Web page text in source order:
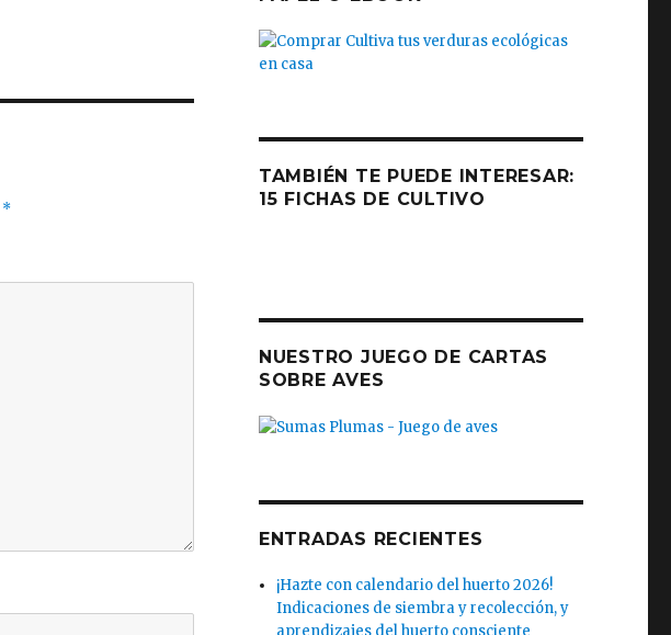
*
TAMBIÉN TE PUEDE INTERESAR:
15 FICHAS DE CULTIVO
NUESTRO JUEGO DE CARTAS
SOBRE AVES
ENTRADAS RECIENTES
¡Hazte con calendario del huerto 2026!
Indicaciones de siembra y recolección, y
aprendizajes del huerto consciente